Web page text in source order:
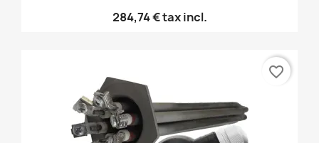
284,74 €tax incl.
favorite_border